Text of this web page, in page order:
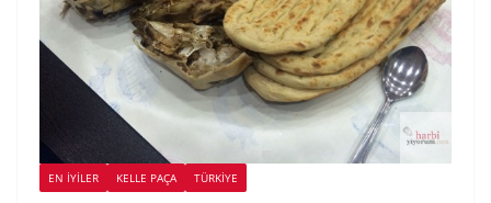
EN İYILER KELLE PAÇA TÜRKIYE